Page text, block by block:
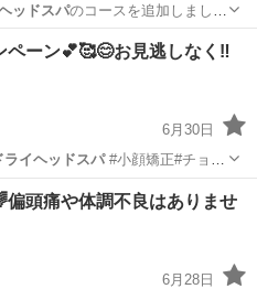
ッドスパのコースを追加しました
マッサージ ドライヘッドスパ
ペーン💕🥰😊お見逃しなく‼️
6月30日
ライヘッドスパ#小顔矯正#チョイ
ワイトニング
偏頭痛や体調不良はありませ
6月28日